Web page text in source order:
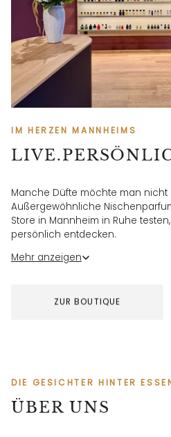
IM HERZEN MANNHEIMS
Manche Düfte möchte man nicht
Außergewöhnliche
Store in Mannheim in Ruhe
persönlich entdecken.
regelmäßig in authentischen
STORE MANNHEIM
Mehr anzeigen
ZUR BOUTIQUE
DIE GESICHTER HINTER
ÜBER UNS